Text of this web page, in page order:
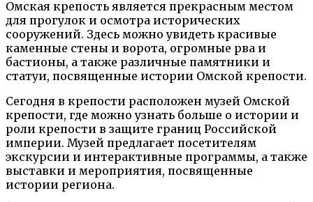
Омская крепость является прекрасным местом
для прогулок и осмотра исторических
сооружений. Здесь можно увидеть красивые
каменные стены и ворота, огромные рва и
бастионы, а также различные памятники и
статуи, посвященные истории Омской крепости.
Сегодня в крепости расположен музей Омской
крепости, где можно узнать больше о истории и
роли крепости в защите границ Российской
империи. Музей предлагает посетителям
экскурсии и интерактивные программы, а также
выставки и мероприятия, посвященные
истории региона.